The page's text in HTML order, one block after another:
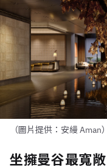
（圖片提供：安縵 Aman）
坐擁曼谷最寬